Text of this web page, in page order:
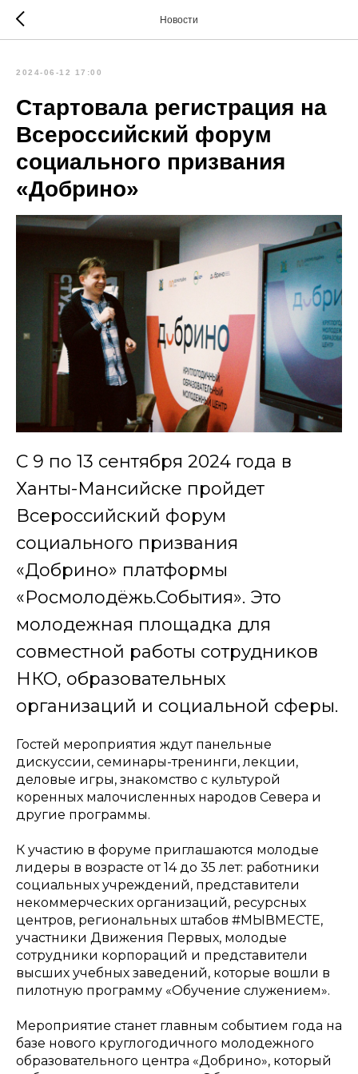
Новости
2024-06-12 17:00
Стартовала регистрация на
Всероссийский форум
социального призвания
«Добрино»
С 9 по 13 сентября 2024 года в
Ханты-Мансийске пройдет
Всероссийский форум
социального призвания
«Добрино» платформы
«Росмолодёжь.События». Это
молодежная площадка для
совместной работы сотрудников
НКО, образовательных
организаций и социальной сферы.
Гостей мероприятия ждут панельные
дискуссии, семинары-тренинги, лекции,
деловые игры, знакомство с культурой
коренных малочисленных народов Севера и
другие программы.
К участию в форуме приглашаются молодые
лидеры в возрасте от 14 до 35 лет: работники
социальных учреждений, представители
некоммерческих организаций, ресурсных
центров, региональных штабов #МЫВМЕСТЕ,
участники Движения Первых, молодые
сотрудники корпораций и представители
высших учебных заведений, которые вошли в
пилотную программу «Обучение служением».
Мероприятие станет главным событием года на
базе нового круглогодичного молодежного
образовательного центра «Добрино», который